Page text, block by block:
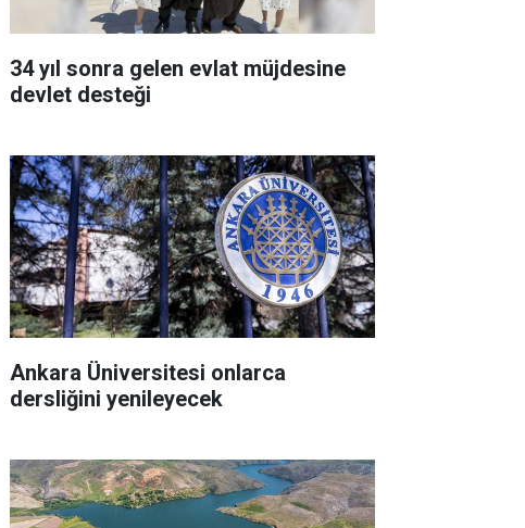
34 yıl sonra gelen evlat müjdesine
devlet desteği
Ankara Üniversitesi onlarca
dersliğini yenileyecek